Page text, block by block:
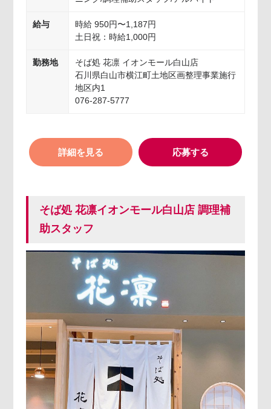
給与
時給 950円〜1,187円
土日祝：時給1,000円
勤務地
そば処 花凛 イオンモール白山店
石川県白山市横江町土地区画整理事業施行
地区内1
076-287-5777
詳細を見る 応募する
そば処 花凛イオンモール白山店 調理補
助スタッフ